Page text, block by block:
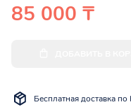
85 000 ₸
Бесплатная доставка по